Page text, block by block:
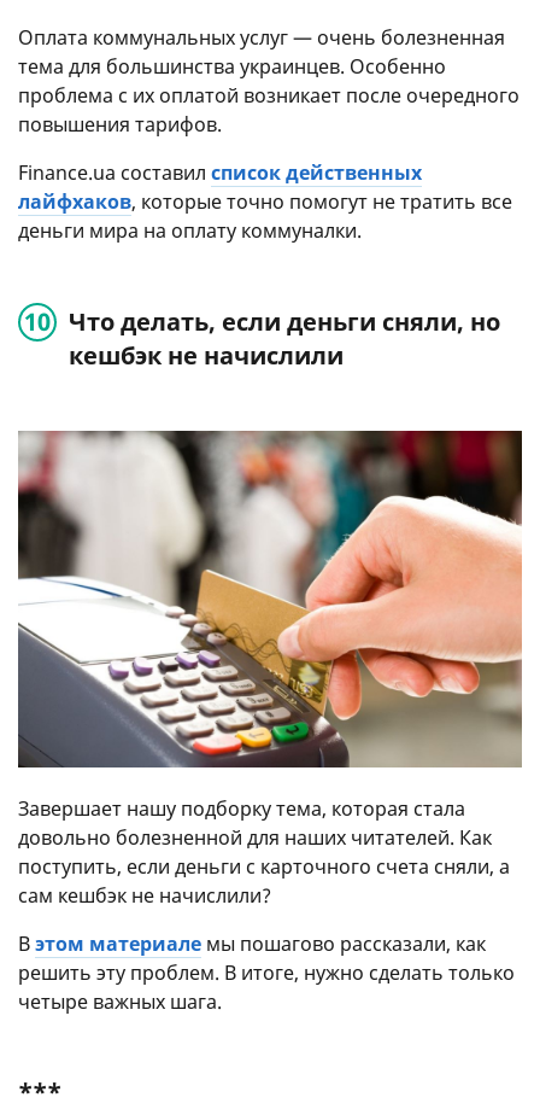
Оплата коммунальных услуг — очень болезненная
тема для большинства украинцев. Особенно
проблема с их оплатой возникает после очередного
повышения тарифов.
Finance.ua составил список действенных
лайфхаков, которые точно помогут не тратить все
деньги мира на оплату коммуналки.
Что делать, если деньги сняли, но
кешбэк не начислили
Завершает нашу подборку тема, которая стала
довольно болезненной для наших читателей. Как
поступить, если деньги с карточного счета сняли, а
сам кешбэк не начислили?
Вэтом материале мы пошагово рассказали, как
решить эту проблем. В итоге, нужно сделать только
четыре важных шага.
***